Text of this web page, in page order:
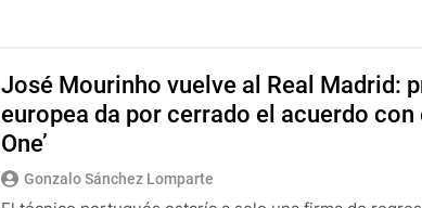
José Mourinho vuelve al Real Madrid:
europea da por cerrado el acuerdo con
One’
Gonzalo Sánchez Lomparte